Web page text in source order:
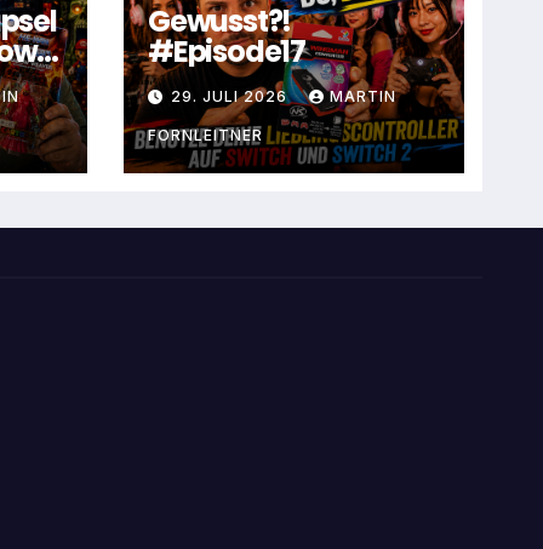
Gewusst?!
#Episode17
29. JULI 2026 MARTIN
FORNLEITNER